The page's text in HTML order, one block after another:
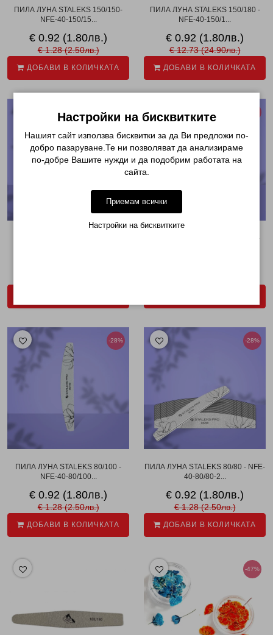
ПИЛА ЛУНА STALEKS 150/150-
NFE-40-150/15...
€ 0.92 (1.80лв.)
€ 1.28 (2.50лв.)
ДОБАВИ В КОЛИЧКАТА
ПИЛА ЛУНА STALEKS 150/180 -
NFE-40-150/1...
€ 0.92 (1.80лв.)
€ 12.73 (24.90лв.)
ДОБАВИ В КОЛИЧКАТА
ПИЛА ЛУНА STALEKS 180/240 -
-28%
ПИЛА ЛУНА STALEKS 80/100 -
NFE-40-80/100...
€ 0.92 (1.80лв.)
€ 1.28 (2.50лв.)
ДОБАВИ В КОЛИЧКАТА
-28%
ПИЛА ЛУНА STALEKS 80/80 - NFE-
40-80/80-2...
€ 0.92 (1.80лв.)
€ 1.28 (2.50лв.)
ДОБАВИ В КОЛИЧКАТА
-47%
Настройки на бисквитките
Нашият сайт използва бисквитки за да Ви предложи по-
добро пазаруване.Те ни позволяват да анализираме
по-добре Вашите нужди и да подобрим работата на
сайта.
Приемам всички
Настройки на бисквитките